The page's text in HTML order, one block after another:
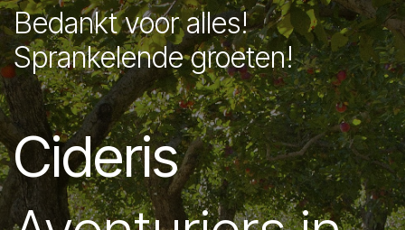
Bedankt voor alles!
Sprankelende groeten!
Cideris